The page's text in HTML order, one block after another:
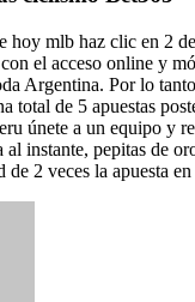
hoy mlb haz clic en 2
el acceso online y
Argentina. Por lo
total de 5 apuestas
únete a un equipo y
instante, pepitas de
de 2 veces la apuesta